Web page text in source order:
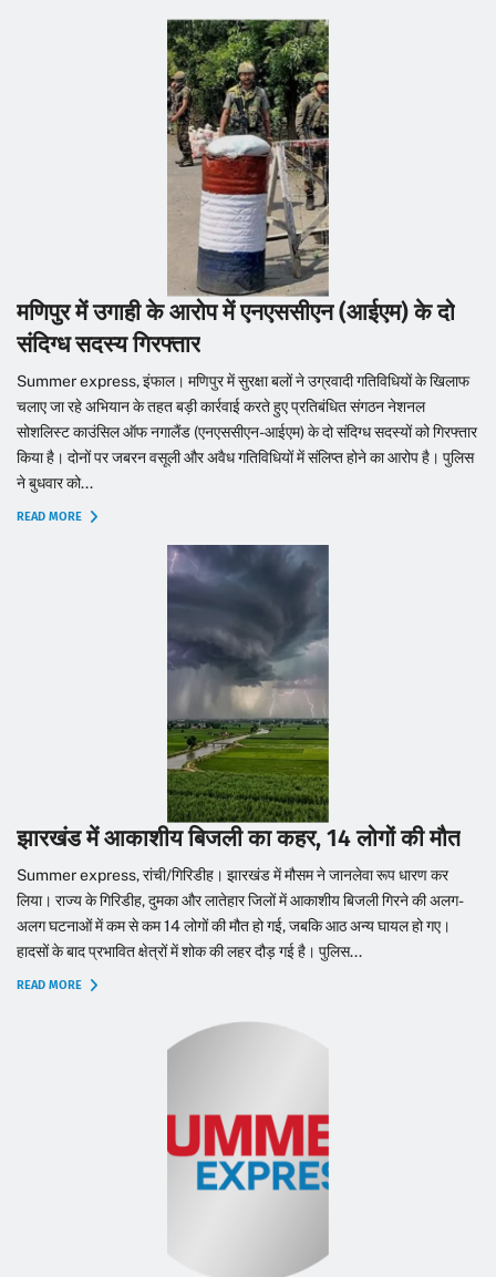
मणिपुर में उगाही के आरोप में एनएससीएन (आईएम) के दो
संदिग्ध सदस्य गिरफ्तार
Summer express, इंफाल। मणिपुर में सुरक्षा बलों ने उग्रवादी गतिविधियों के खिलाफ
चलाए जा रहे अभियान के तहत बड़ी कार्रवाई करते हुए प्रतिबंधित संगठन नेशनल
सोशलिस्ट काउंसिल ऑफ नगालैंड (एनएससीएन-आईएम) के दो संदिग्ध सदस्यों को गिरफ्तार
किया है। दोनों पर जबरन वसूली और अवैध गतिविधियों में संलिप्त होने का आरोप है। पुलिस
ने बुधवार को...
READ MORE
झारखंड में आकाशीय बिजली का कहर, 14 लोगों की मौत
Summer express, रांची/गिरिडीह। झारखंड में मौसम ने जानलेवा रूप धारण कर
लिया। राज्य के गिरिडीह, दुमका और लातेहार जिलों में आकाशीय बिजली गिरने की अलग-
अलग घटनाओं में कम से कम 14 लोगों की मौत हो गई, जबकि आठ अन्य घायल हो गए।
हादसों के बाद प्रभावित क्षेत्रों में शोक की लहर दौड़ गई है। पुलिस...
READ MORE